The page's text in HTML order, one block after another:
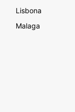
Lisbona
Malaga